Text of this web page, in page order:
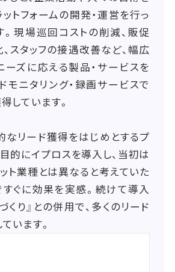
トフォームの開発・運営を行っ
現場巡回コストの削減、販促
スタッフの接遇改善など、幅広
ーズに応える製品・サービスを
モニタリング・録画サービスで
しています。
リード獲得をはじめとするプ
的にイプロスを導入し、当初は
ト業種とは異なると考えていた
すぐに効果を実感。続けて導入
くり』との併用で、多くのリード
います。